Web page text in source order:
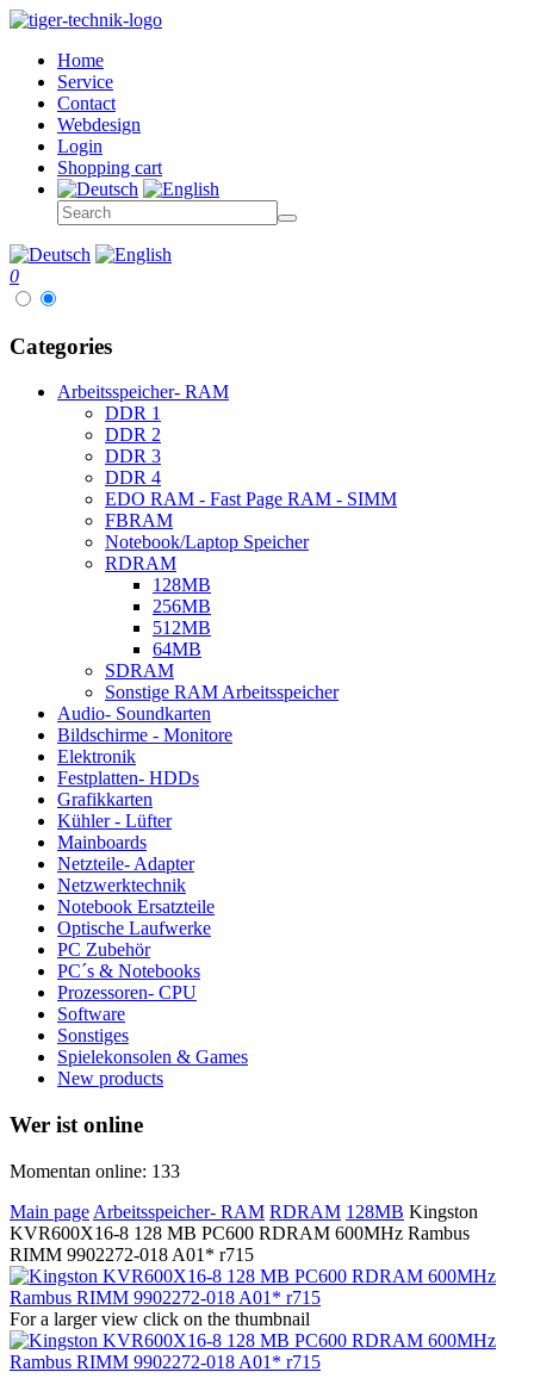
Home
Service
Contact
Webdesign
Login
Shopping cart
0
Categories
Arbeitsspeicher- RAM
DDR 1
DDR 2
DDR 3
DDR 4
EDO RAM - Fast Page RAM - SIMM
FBRAM
Notebook/Laptop Speicher
RDRAM
128MB
256MB
512MB
64MB
SDRAM
Sonstige RAM Arbeitsspeicher
Audio- Soundkarten
Bildschirme - Monitore
Elektronik
Festplatten- HDDs
Grafikkarten
Kühler - Lüfter
Mainboards
Netzteile- Adapter
Netzwerktechnik
Notebook Ersatzteile
Optische Laufwerke
PC Zubehör
PC´s & Notebooks
Prozessoren- CPU
Software
Sonstiges
Spielekonsolen & Games
New products
Wer ist online
Momentan online: 133
Main page Arbeitsspeicher- RAM RDRAM 128MB Kingston
KVR600X16-8 128 MB PC600 RDRAM 600MHz Rambus
RIMM 9902272-018 A01* r715
For a larger view click on the thumbnail